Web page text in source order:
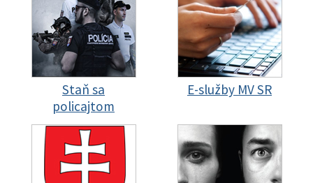
Staň sa
policajtom
E-služby MV SR